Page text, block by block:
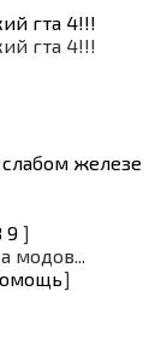
гта 4!!!
гта 4!!!
железе
9 ]
модов...
]